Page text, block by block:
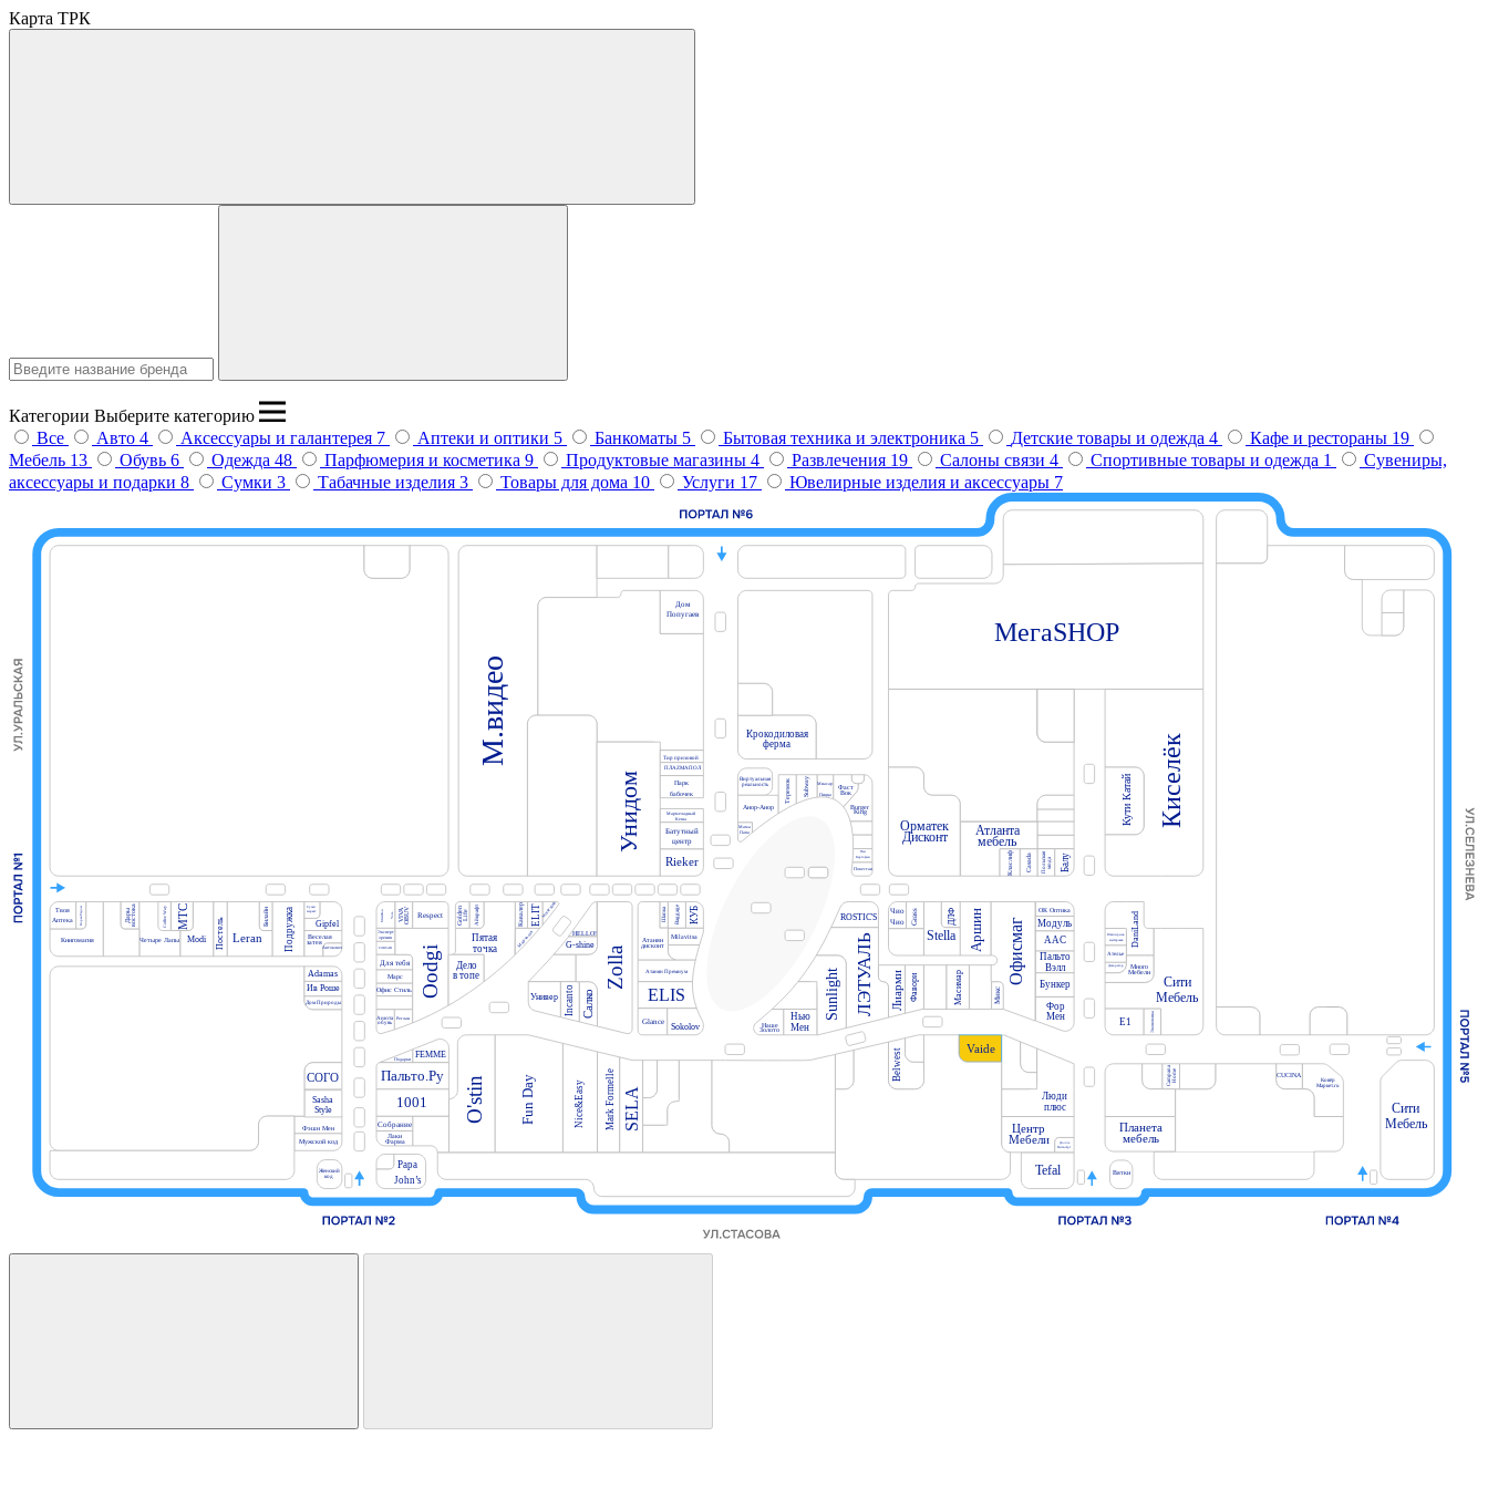
Карта ТРК
Категории Выберите категорию
Все
Авто 4 Аксессуары и галантерея 7 Аптеки и оптики 5 Банкоматы 5 Бытовая техника и электроника 5 Детские товары и одежда 4 Кафе и рестораны 19
Мебель 13 Обувь 6 Одежда 48 Парфюмерия и косметика 9 Продуктовые магазины 4 Развлечения 19 Салоны связи 4 Спортивные товары и одежда 1
Сувениры,
аксессуары и подарки 8 Сумки 3 Табачные изделия 3 Товары для дома 10 Услуги 17 Ювелирные изделия и аксессуары 7
М.видео
Унидом
Дом
Попугаев
Парк
бабочек
Мармеладный
Кеша
Батутный
центр
Rieker
Крокодиловая
ферма
МегаSHOP
Орматек
Дисконт
Польскаямода Балу
Киселёк
Кути Катай
Сити
Мебель
Ковёр
Маркет.ru
CUCINA
CampanaHome
Планета
мебель
Вятки
Tefal
Центр
Мебели
Люди
плюс
Vaide
Belwest
SELA
Mark Formelle
Nice&Easy
O'stin
Papa
John’s
Лаки
Фарма
Собрание
1001
Пальто.Ру
FEMME
Подарки
Женский
код
Мужской код
Фэшн Мен
Sasha
Style
СОГО
Дом Природы
Ив Роше
Adamas
Твоя
Аптека Корея Рядом
Книгомагия
Дарывостока
Четыре Лапы
МТС
Modi Leran
Билайн Подружка
Суши
маркет
Gipfel
Веселая
затея
Автоключ
МегаФон Yota
Эксперт
зрения
CORSAR
Для тебя
Марс
Офис Стиль
Анюта
обувь
Реглан
Oodgi
VIVAOBUV Respect
Пятая
точка
Дело
в топе
GoldenLife Айкрафт Кавалер
Мир часов
ELIT MIRAPHONE
HELLO!
G-shine
Универ Incanto Салко
Zolla Атанян Премиум
ELIS
Glance Sokolov
Milavitsa
Шапка КУБ
Виртуальная
реальность
Мама
Папа
Анор-Анор
Теремок Subway Миасар
Пицца
Фаст
Вок
Burger
King
Пан
Картофан
Покестан
ROSTIC'S
ЛЭТУАЛЬ
Sunlight
Наше
Золото
Нью
Мен
Тир призовой
Лиарми Фавори Масимар Микс
Аршин
ДЛФ
Stella
Grass
Чио
Чио
ОК Оптика
Модуль
ААС
Пальто
Вэлл
Бункер
Фор
Мен
DaniLand
Ювелирная
мастерская
Ателье
Декоратор Много
Мебели
Сити
Мебель
E1 Экономика
ПЛАZМАПОЛ
Атланта
мебель
Baggage
Долче
Вита-Арт
Fun Day
Coffee Way
Постель Атанян
дисконт
Casada
Класлиф
Офисмаг